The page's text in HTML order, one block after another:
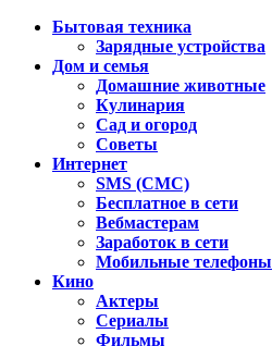
Бытовая техника
Зарядные устройства
Дом и семья
Домашние животные
Кулинария
Сад и огород
Советы
Интернет
SMS (СМС)
Бесплатное в сети
Вебмастерам
Заработок в сети
Мобильные телефоны
Кино
Актеры
Сериалы
Фильмы